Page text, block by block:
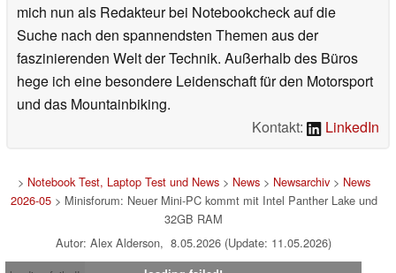
mich nun als Redakteur bei Notebookcheck auf die
Suche nach den spannendsten Themen aus der
faszinierenden Welt der Technik. Außerhalb des Büros
hege ich eine besondere Leidenschaft für den Motorsport
und das Mountainbiking.
Kontakt:
LinkedIn
> Notebook Test, Laptop Test und News> News> Newsarchiv> News
2026-05> Minisforum: Neuer Mini-PC kommt mit Intel Panther Lake und
32GB RAM
Autor: Alex Alderson, 8.05.2026 (Update: 11.05.2026)